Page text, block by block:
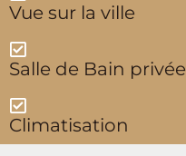
Vue sur la ville
Salle de Bain privée
Climatisation